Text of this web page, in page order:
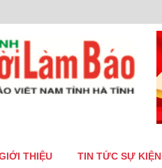
THIỆU TIN TỨC SỰ KIỆN